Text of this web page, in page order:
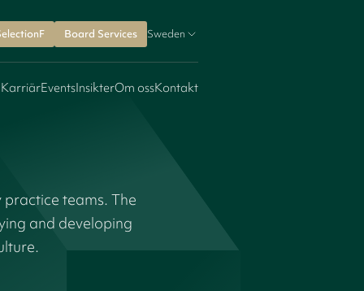
Board Services Sweden
EventsInsikterOm ossKontakt
teams. The
and developing